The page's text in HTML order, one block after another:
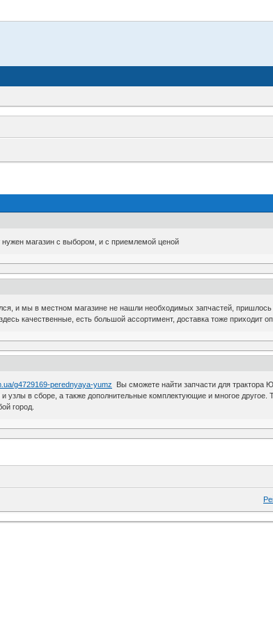
нужен магазин с выбором, и с приемлемой ценой
и мы в местном магазине не нашли необходимых запчастей, пришлось
качественные, есть большой ассортимент, доставка тоже приходит
g4729169-perednyaya-yumz Вы сможете найти запчасти для трактора
в сборе, а также дополнительные комплектующие и многое другое.
город.